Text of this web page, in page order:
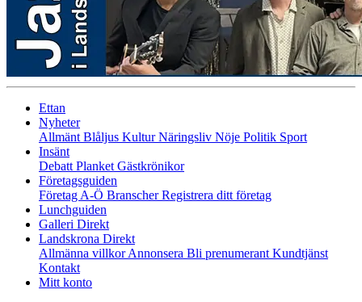
Ettan
Nyheter
Allmänt Blåljus KulturNäringsliv Nöje Politik Sport
Insänt
Debatt Planket Gästkrönikor
Företagsguiden
Företag A-Ö BranscherRegistrera ditt företag
Lunchguiden
Galleri Direkt
Landskrona Direkt
Allmänna villkorAnnonsera Bli prenumerant Kundtjänst
Kontakt
Mitt konto